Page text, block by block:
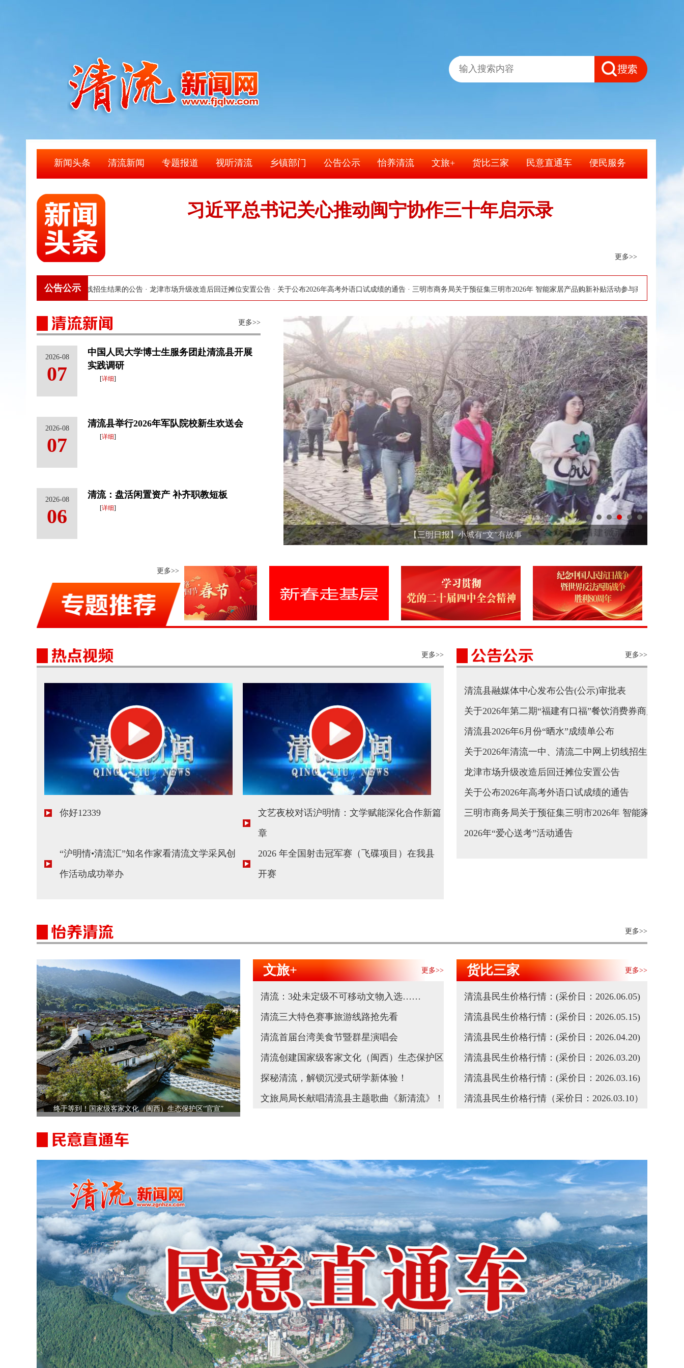
新闻头条 清流新闻 专题报道 视听清流 乡镇部门 公告公示 怡养清流 文旅+ 货比三家 民意直通车 便民服务
习近平总书记关心推动闽宁协作三十年启示录
更多>>
公告公示
中网上切线招生结果的公告 ·龙津市场升级改造后回迁摊位安置公告 ·关于公布2026年高考外语口试成绩的通告 · 三明市商务局关于预征集三明市2026年 智能家居产品购新补贴活动参与商家的公告 ·2026年“爱心送考
更多>>
2026-08
07
中国人民大学博士生服务团赴清流县开展
实践调研
[详细]
2026-08
07
清流县举行2026年军队院校新生欢送会
[详细]
2026-08
06
清流：盘活闲置资产 补齐职教短板
[详细]
【三明日报】小城有“文”有故事
更多>>
更多>>
你好12339
文艺夜校对话沪明情：文学赋能深化合作新篇
章
“沪明情•清流汇”知名作家看清流文学采风创
作活动成功举办
2026 年全国射击冠军赛（飞碟项目）在我县
开赛
更多>>
清流县融媒体中心发布公告(公示)审批表
关于2026年第二期“福建有口福”餐饮消费券商户报名
清流县2026年6月份“晒水”成绩单公布
关于2026年清流一中、清流二中网上切线招生结果的
龙津市场升级改造后回迁摊位安置公告
关于公布2026年高考外语口试成绩的通告
三明市商务局关于预征集三明市2026年 智能家居产品
2026年“爱心送考”活动通告
更多>>
终于等到！国家级客家文化（闽西）生态保护区“官宣”
文旅+ 更多>>
清流：3处未定级不可移动文物入选……
清流三大特色赛事旅游线路抢先看
清流首届台湾美食节暨群星演唱会
清流创建国家级客家文化（闽西）生态保护区“官宣”
探秘清流，解锁沉浸式研学新体验！
文旅局局长献唱清流县主题歌曲《新清流》！
货比三家 更多>>
清流县民生价格行情：(采价日：2026.06.05)
清流县民生价格行情：(采价日：2026.05.15)
清流县民生价格行情：(采价日：2026.04.20)
清流县民生价格行情：(采价日：2026.03.20)
清流县民生价格行情：(采价日：2026.03.16)
清流县民生价格行情（采价日：2026.03.10）